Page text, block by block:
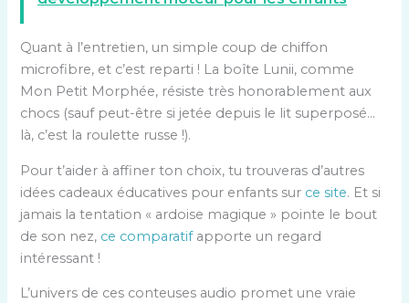
Quant à l’entretien, un simple coup de chiffon
microfibre, et c’est reparti ! La boîte Lunii, comme
Mon Petit Morphée, résiste très honorablement aux
chocs (sauf peut-être si jetée depuis le lit superposé…
là, c’est la roulette russe !).
Pour t’aider à affiner ton choix, tu trouveras d’autres
idées cadeaux éducatives pour enfants sur ce site. Et si
jamais la tentation « ardoise magique » pointe le bout
de son nez, ce comparatifapporte un regard
intéressant !
L’univers de ces conteuses audio promet une vraie